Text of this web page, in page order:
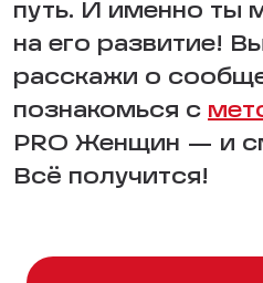
путь. И именно ты
на его развитие!
расскажи о
познакомься с
PRO Женщин — и
Всё получится!